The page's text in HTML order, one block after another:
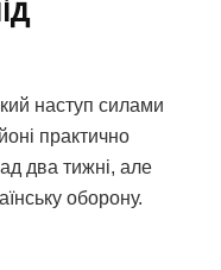
наступ силами
практично
два тижні, але
оборону.